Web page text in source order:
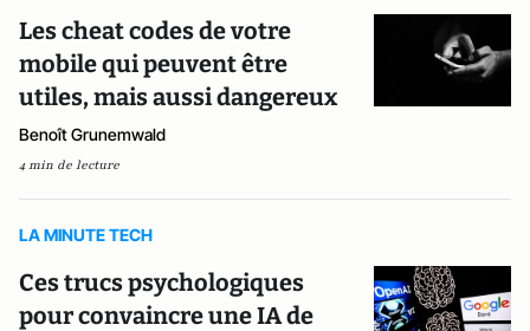
Les cheat codes de votre
mobile qui peuvent être
utiles, mais aussi dangereux
Benoît Grunemwald
4 min de lecture
LA MINUTE TECH
Ces trucs psychologiques
pour convaincre une IA de